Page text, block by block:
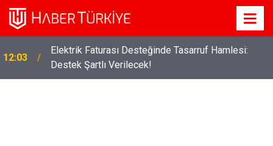
12:03
Elektrik Faturası Desteğinde Tasarruf Hamlesi:
Destek Şartlı Verilecek!